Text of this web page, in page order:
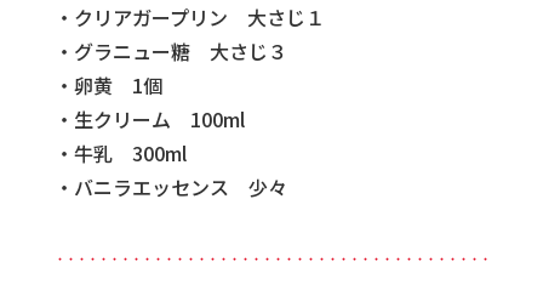
・クリアガープリン 大さじ１
・グラニュー糖 大さじ３
・卵黄 1個
・生クリーム 100ml
・牛乳 300ml
・バニラエッセンス 少々
・・・・・・・・・・・・・・・・・・・・・・・・・・・・・・・・・・・・・・・・・・・